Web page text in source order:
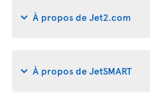
À propos de Jet2.com
À propos de JetSMART